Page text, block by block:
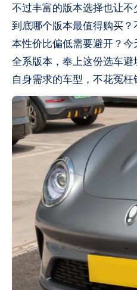
不过丰富的版本选择也让不
到底哪个版本最值得购买
本性价比偏低需要避开？
全系版本，奉上这份选车
自身需求的车型，不花冤枉